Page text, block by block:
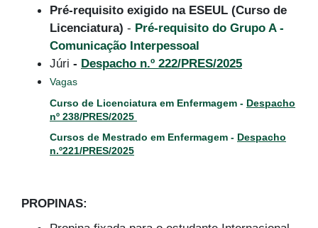
Pré-requisito exigido na ESEUL (Curso de
Licenciatura) - Pré-requisito do Grupo A -
Comunicação Interpessoal
Júri - Despacho n.º 222/PRES/2025
Vagas
Curso de Licenciatura em Enfermagem - Despacho
nº 238/PRES/2025
Cursos de Mestrado em Enfermagem - Despacho
n.º221/PRES/2025
PROPINAS: